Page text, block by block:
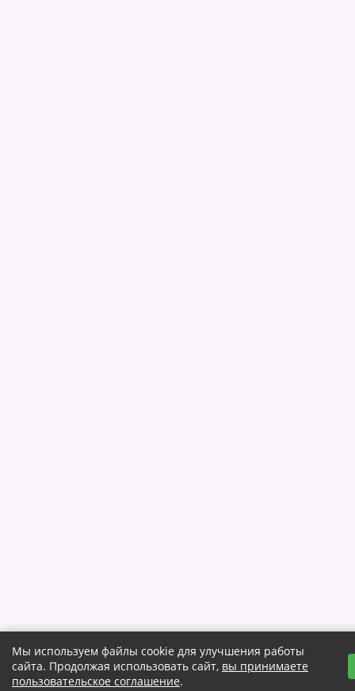
Мы используем файлы cookie для улучшения работы
сайта. Продолжая использовать сайт, вы принимаете
пользовательское соглашение.